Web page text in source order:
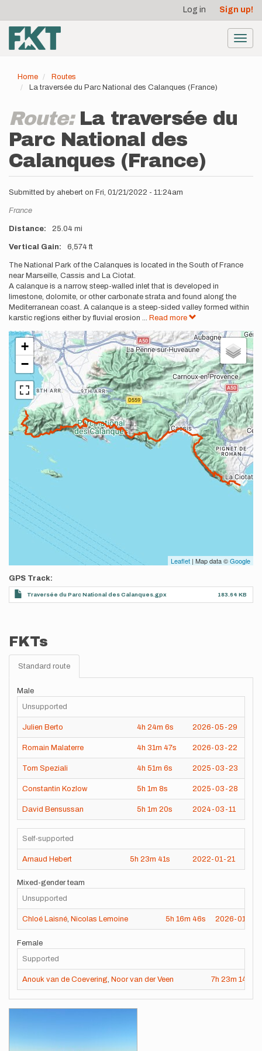
main
content
account
menu
Log in Sign up!
Home
Routes
La traversée du Parc National des Calanques (France)
Route: La traversée du
Parc National des
Calanques (France)
Submitted by ahebert on Fri, 01/21/2022 - 11:24am
Location
France
Distance 25.04 mi
Vertical Gain 6,574 ft
Description
The National Park of the Calanques is located in the South of France
near Marseille, Cassis and La Ciotat.
A calanque is a narrow, steep-walled inlet that is developed in
limestone, dolomite, or other carbonate strata and found along the
Mediterranean coast. A calanque is a steep-sided valley formed within
karstic regions either by fluvial erosion ... Read more
+
−
Leaflet | Map data ©Google
GPS Track
Traversée du Parc National des Calanques.gpx 183.64 KB
FKTs
Standard route
Male
Unsupported
Julien Berto 4h 24m 6s 2026-05-29
Romain Malaterre 4h 31m 47s 2026-03-22
Tom Speziali 4h 51m 6s 2025-03-23
Constantin Kozlow 5h 1m 8s 2025-03-28
David Bensussan 5h 1m 20s 2024-03-11
Self-supported
Arnaud Hebert 5h 23m 41s 2022-01-21
Mixed-gender team
Unsupported
Chloé Laisné, Nicolas Lemoine 5h 16m 46s 2026-01-20
Female
Supported
Anouk van de Coevering Noor van der Veen 7h 23m 14s